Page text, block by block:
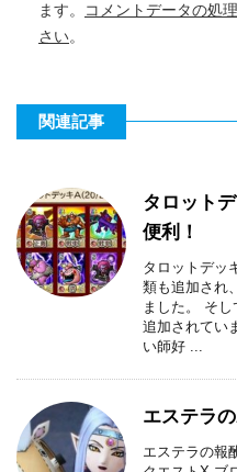
ます。
コメントデータの処
さい。
関連記事
タロット
便利！
タロットデッ
類も追加され
ました。 そ
追加されてい
い師好 ...
エステラ
エステラの